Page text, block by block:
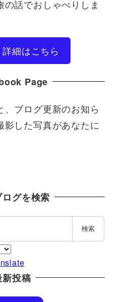
話でおしゃべりしま
細はこちら
Page
、ブログ更新のお知ら
した写真があなたに
ログを検索
検索
新投稿